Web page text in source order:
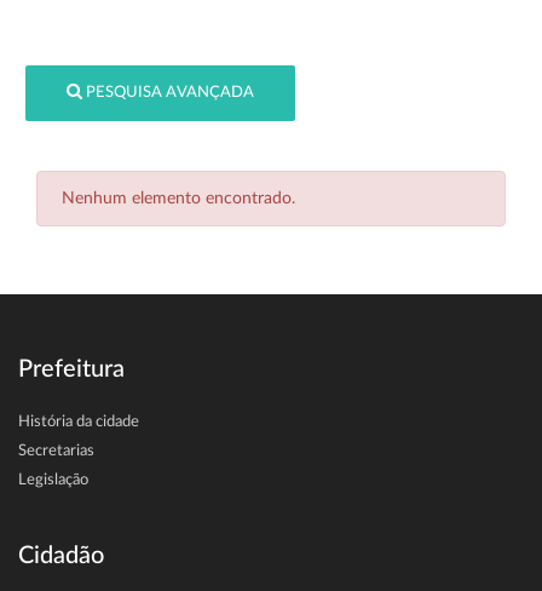
PESQUISA AVANÇADA
Nenhum elemento encontrado.
Prefeitura
História da cidade
Secretarias
Legislação
Cidadão